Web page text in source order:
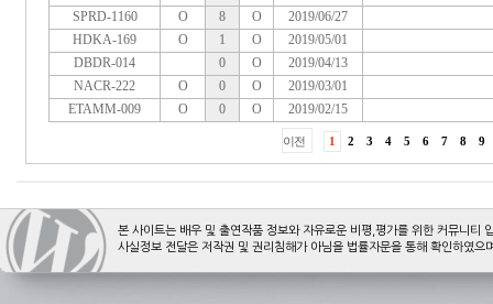
본 사이트는 배우 및 출연작품 정보와 자유로운 비평,평가를 위한 커뮤니티
사실정보 전달은 저작권 및 권리침해가 아님을 법률자문을 통해 확인하였으